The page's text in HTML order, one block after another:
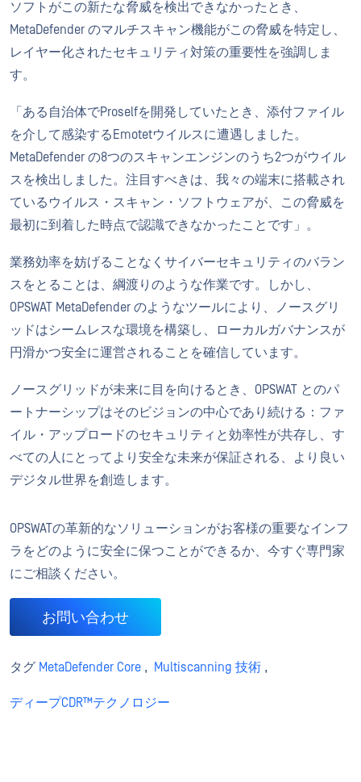
ソフトがこの新たな脅威を検出できなかったとき、
MetaDefender のマルチスキャン機能がこの脅威を特定し、
レイヤー化されたセキュリティ対策の重要性を強調しま
す。
「ある自治体でProselfを開発していたとき、添付ファイル
を介して感染するEmotetウイルスに遭遇しました。
MetaDefender の8つのスキャンエンジンのうち2つがウイル
スを検出しました。注目すべきは、我々の端末に搭載され
ているウイルス・スキャン・ソフトウェアが、この脅威を
最初に到着した時点で認識できなかったことです」。
業務効率を妨げることなくサイバーセキュリティのバラン
スをとることは、綱渡りのような作業です。しかし、
OPSWAT MetaDefender のようなツールにより、ノースグリ
ッドはシームレスな環境を構築し、ローカルガバナンスが
円滑かつ安全に運営されることを確信しています。
ノースグリッドが未来に目を向けるとき、OPSWAT とのパ
ートナーシップはそのビジョンの中心であり続ける：ファ
イル・アップロードのセキュリティと効率性が共存し、す
べての人にとってより安全な未来が保証される、より良い
デジタル世界を創造します。
OPSWATの革新的なソリューションがお客様の重要なインフ
ラをどのように安全に保つことができるか、今すぐ専門家
にご相談ください。
お問い合わせ
タグ MetaDefender Core , Multiscanning 技術 ,
ディープCDR™テクノロジー